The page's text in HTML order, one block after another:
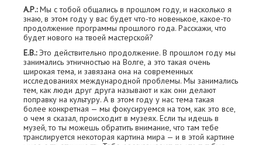
А.Р.:Мы с тобой общались в прошлом году, и насколько я
знаю, в этом году у вас будет что-то новенькое, какое-то
продолжение программы прошлого года. Расскажи, что
будет нового на твоей мастерской?
Е.В.:Это действительно продолжение. В прошлом году мы
занимались этничностью на Волге, а это такая очень
широкая тема, и завязана она на современных
исследованиях международной проблемы. Мы занимались
тем, как люди друг друга называют и как они делают
поправку на культуру. А в этом году у нас тема такая
более конкретная — мы фокусируемся на том, как это все,
о чем я сказал, происходит в музеях. Если ты идешь в
музей, то ты можешь обратить внимание, что там тебе
транслируется некоторая картина мира — и в этой картине